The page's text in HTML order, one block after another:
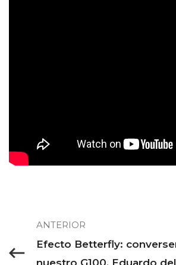
ANTERIOR
Efecto Betterfly:
nuestro G100, Eduardo